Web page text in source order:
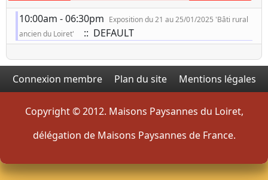
10:00am - 06:30pm Exposition du 21 au 25/01/2025 'Bâti rural
ancien du Loiret'
:: DEFAULT
Connexion membre Plan du site Mentions légales
Copyright © 2012. Maisons Paysannes du Loiret,
délégation de Maisons Paysannes de France.